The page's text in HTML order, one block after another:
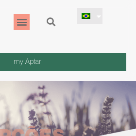
my Aptar